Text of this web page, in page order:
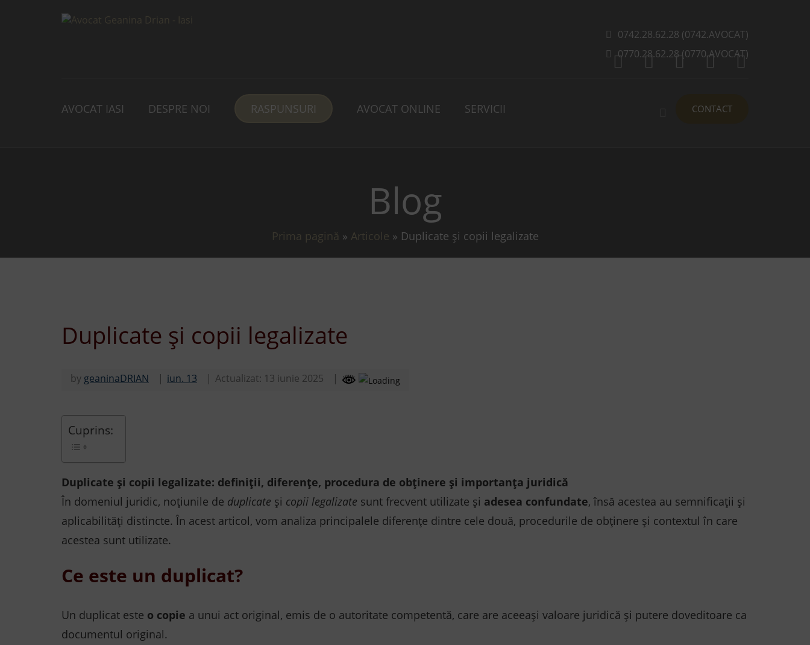
0742.28.62.28 (0742.AVOCAT)
0770.28.62.28 (0770.AVOCAT)
AVOCAT IASI DESPRE NOI RASPUNSURI AVOCAT ONLINE SERVICII CONTACT
Blog
Prima pagină » Articole » Duplicate și copii legalizate
Duplicate și copii legalizate
by geaninaDRIAN iun. 13 Actualizat: 13 iunie 2025
Cuprins:
Duplicate și copii legalizate: definiții, diferențe, procedura de obținere și importanța juridică
În domeniul juridic, noțiunile de duplicate și copii legalizate sunt frecvent utilizate și adesea confundate, însă acestea au semnificații și
aplicabilități distincte. În acest articol, vom analiza principalele diferențe dintre cele două, procedurile de obținere și contextul în care
acestea sunt utilizate.
Ce este un duplicat?
Un duplicat este o copie a unui act original, emis de o autoritate competentă, care are aceeași valoare juridică și putere doveditoare ca
documentul original.